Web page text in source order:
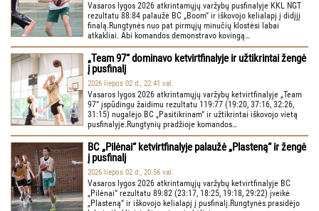
Vasaros lygos 2026 atkrintamųjų varžybų pusfinalyje KKL NGT
rezultatu 88:84 palaužė BC „Boom“ ir iškovojo kelialapį į didįjį
finalą.Rungtynės nuo pat pirmųjų minučių klostėsi labai
atkakliai. Abi komandos demonstravo kovingą…
„Team 97“ dominavo ketvirtfinalyje ir užtikrintai žengė
į pusfinalį
2026 liepos 02 d., 22:41 val.
Vasaros lygos 2026 atkrintamųjų varžybų ketvirtfinalyje „Team
97“ įspūdingu žaidimu rezultatu 119:77 (19:20, 37:16, 32:26,
31:15) nugalėjo BC „Pasitikrinam“ ir užtikrintai iškovojo vietą
pusfinalyje.Rungtynių pradžioje komandos…
BC „Pilėnai“ ketvirtfinalyje palaužė „Plasteną“ ir žengė
į pusfinalį
2026 liepos 02 d., 20:56 val.
Vasaros lygos 2026 atkrintamųjų varžybų ketvirtfinalyje BC
„Pilėnai“ rezultatu 89:82 (23:17, 18:25, 19:18, 29:22) įveikė
„Plasteną“ ir iškovojo kelialapį į pusfinalį.Rungtynės prasidėjo